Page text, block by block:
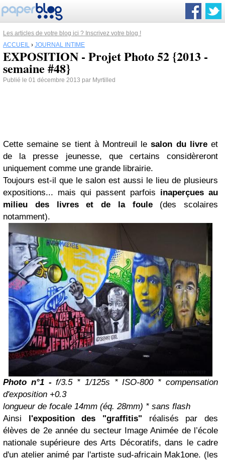
Les articles de votre blog ici ? Inscrivez votre blog !
ACCUEIL › JOURNAL INTIME
EXPOSITION - Projet Photo 52 {2013 -
semaine #48}
Publié le 01 décembre 2013 par Myrtilled
Cette semaine se tient à Montreuil lesalon du livreet
de la presse jeunesse, que certains considèreront
uniquement comme une grande librairie.
Toujours est-il que le salon est aussi le lieu de plusieurs
expositions... mais qui passent parfois inaperçues au
milieu des livres et de la foule(des scolaires
notamment).
Photo n°1 - f/3.5 * 1/125s * ISO-800 * compensation
d'exposition +0.3
longueur de focale 14mm (éq. 28mm) * sans flash
Ainsi l'exposition des "graffitis" réalisés par des
élèves de 2e année du secteur Image Animée de l’école
nationale supérieure des Arts Décoratifs, dans le cadre
d'un atelier animé par l'artiste sud-africain Mak1one. (les